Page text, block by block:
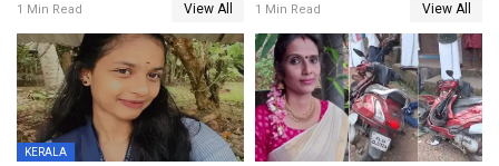
സംഭവം കൈതപ്പൊയിലില്‍
1 Min Read View All 1 Min Read View All
KERALA